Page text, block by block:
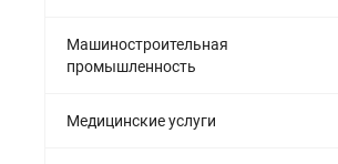
Машиностроительная
промышленность
Медицинские услуги